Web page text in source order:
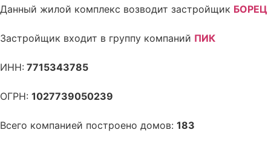
Данный жилой комплекс возводит застройщик БОРЕЦ
Застройщик входит в группу компаний ПИК
ИНН: 7715343785
ОГРН: 1027739050239
Всего компанией построено домов: 183